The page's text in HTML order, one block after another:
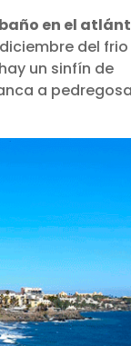
en el
del
un sinfín de
a